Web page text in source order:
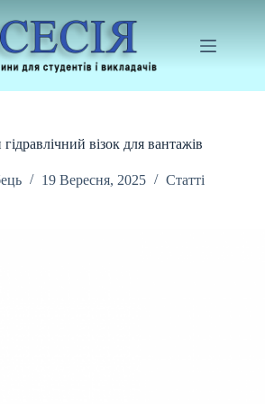
візок для вантажів
19 Вересня, 2025 Статті